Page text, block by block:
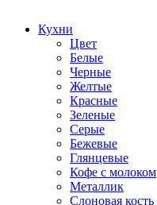
Кухни
Цвет
Белые
Черные
Желтые
Красные
Зеленые
Серые
Бежевые
Глянцевые
Кофе с молоком
Металлик
Слоновая кость